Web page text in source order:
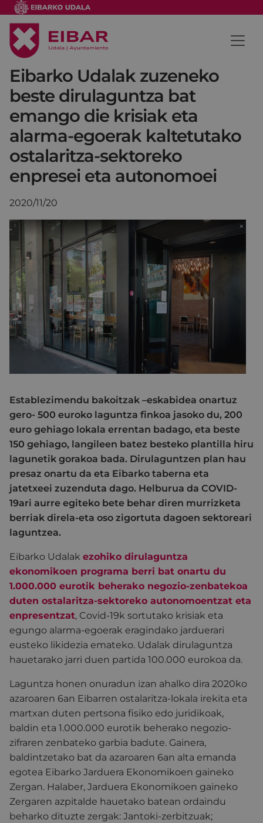
Eibarko Udalak zuzeneko
beste dirulaguntza bat
emango die krisiak eta
alarma-egoerak kaltetutako
ostalaritza-sektoreko
enpresei eta autonomoei
2020/11/20
Establezimendu bakoitzak –eskabidea onartuz
gero- 500 euroko laguntza finkoa jasoko du, 200
euro gehiago lokala errentan badago, eta beste
150 gehiago, langileen batez besteko plantilla hiru
lagunetik gorakoa bada. Dirulaguntzen plan hau
presaz onartu da eta Eibarko taberna eta
jatetxeei zuzenduta dago. Helburua da COVID-
19ari aurre egiteko bete behar diren murrizketa
berriak direla-eta oso zigortuta dagoen sektoreari
laguntzea.
Eibarko Udalak ezohiko dirulaguntza
ekonomikoen programa berri bat onartu du
1.000.000 eurotik beherako negozio-zenbatekoa
duten ostalaritza-sektoreko autonomoentzat eta
enpresentzat, Covid-19k sortutako krisiak eta
egungo alarma-egoerak eragindako jarduerari
eusteko likidezia emateko. Udalak dirulaguntza
hauetarako jarri duen partida 100.000 eurokoa da.
Laguntza honen onuradun izan ahalko dira 2020ko
azaroaren 6an Eibarren ostalaritza-lokala irekita eta
martxan duten pertsona fisiko edo juridikoak,
baldin eta 1.000.000 eurotik beherako negozio-
zifraren zenbateko garbia badute. Gainera,
baldintzetako bat da azaroaren 6an alta emanda
egotea Eibarko Jarduera Ekonomikoen gaineko
Zergan. Halaber, Jarduera Ekonomikoen gaineko
Zergaren azpitalde hauetako batean ordaindu
beharko dituzte zergak: Jantoki-zerbitzuak;